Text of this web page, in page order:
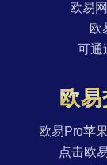
欧易
欧
可通
欧
欧易Pro苹
点击欧